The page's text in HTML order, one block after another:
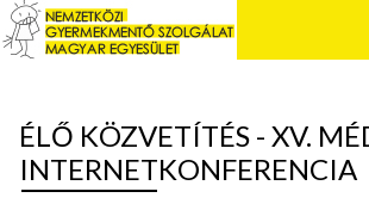
ÉLŐ KÖZVETÍTÉS - XV.
INTERNETKONFERENCIA